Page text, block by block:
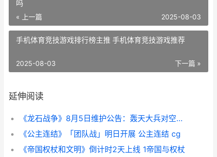
吗
« 上一篇 2025-08-03
手机体育竞技游戏排行榜主推 手机体育竞技游戏推荐
下一篇 »
2025-08-03
延伸阅读
《龙石战争》8月5日维护公告：轰天大兵对空能力增强 《龙石战争》手游今日首发上线
《公主连结》「团队战」明日开展 公主连结 cg
《帝国权杖和文明》倒计时2天上线 1帝国与权杖